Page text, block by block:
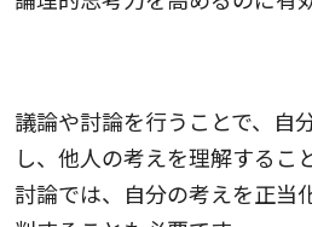
議論や討論を行うことで、自
し、他人の考えを理解するこ
討論では、自分の考えを正当